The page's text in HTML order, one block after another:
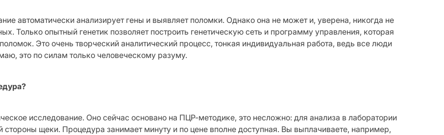
автоматически анализирует гены и выявляет поломки. Однако она не может и, уверена, никогда не
Только опытный генетик позволяет построить генетическую сеть и программу управления, которая
Это очень творческий аналитический процесс, тонкая индивидуальная работа, ведь все люди
это по силам только человеческому разуму.
исследование. Оно сейчас основано на ПЦР-методике, это несложно: для анализа в лаборатории
щеки. Процедура занимает минуту и ​​по цене вполне доступная. Вы выплачиваете, например,